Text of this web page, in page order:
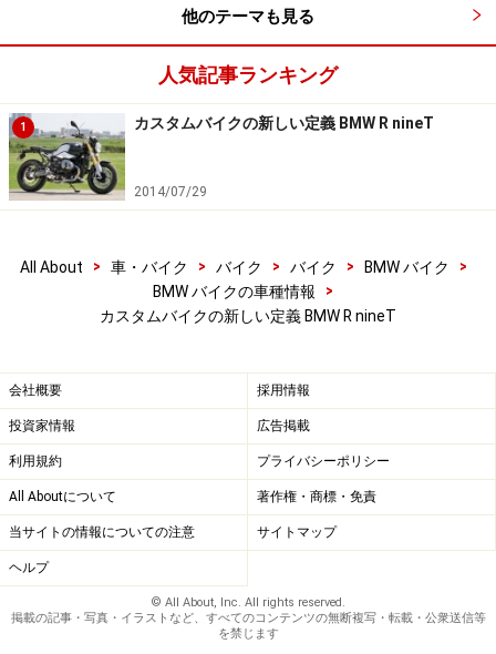
ディアを次々と採用してモーターサイクルの進化を促し
つつも、ライディングプレジャーを忘れないモデル群
は、常に他メーカーの目標として君臨しているのです。
BMW Motorrad R nineT レフトビュー
「バイクカスタム」の世界へと参入する意思を表明しま
した。それが今回紹介する R nineT（アール ナインテ
言えば、ハーレーダビッドソンをおいて他にありませ
ん。国としてのカルチャーの違いからか、カスタムカル
チャーを土台に存在価値を高めてきたハーレーと違い、
BMWはモーターサイクルとしての究極の姿を追求してき
たメーカー。ところが、この R nineT は“カスタムを楽し
むためのバイク”として世に送り出されたのです。
あらゆるカテゴリーに対して
最先端であり続けようとする姿勢
他のテーマも見る
人気記事ランキング
1 カスタムバイクの新しい定義 BMW R nineT
2014/07/29
All About > 車・バイク > バイク > バイク > BMW バイク
>
BMW バイクの車種情報
>
カスタムバイクの新しい定義 BMW R nineT
会社概要 採用情報
投資家情報 広告掲載
利用規約 プライバシーポリシー
All Aboutについて 著作権・商標・免責
当サイトの情報についての注意 サイトマップ
ヘルプ
© All About, Inc. All rights reserved.
掲載の記事・写真・イラストなど、すべてのコンテンツの無断複写・転載・公衆送信等
を禁じます